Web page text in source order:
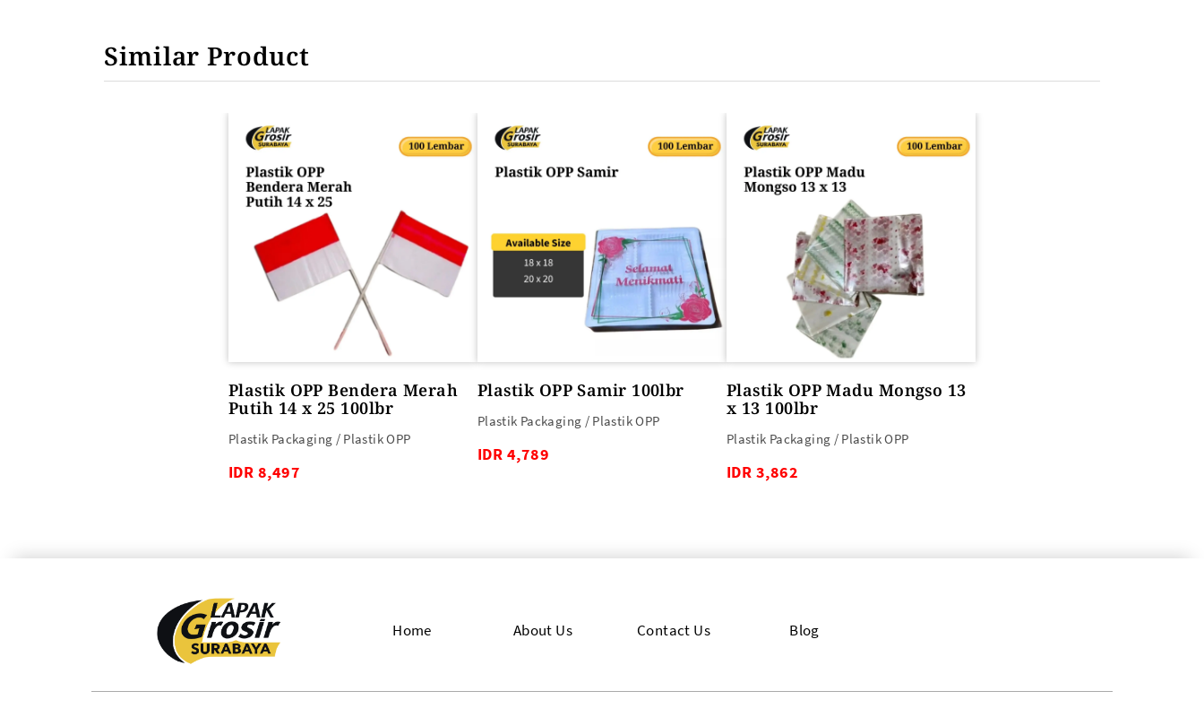
Heat GunSimilar Product
Plastik OPP Bendera Merah
Putih 14 x 25 100lbr
Plastik Packaging / Plastik OPP
IDR 8,497
Plastik OPP Samir 100lbr
Plastik Packaging / Plastik OPP
IDR 4,789
Plastik OPP Madu Mongso 13
x 13 100lbr
Plastik Packaging / Plastik OPP
IDR 3,862
Home About Us Contact Us Blog